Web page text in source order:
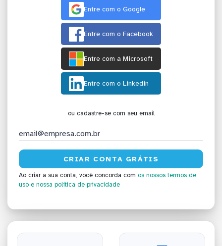
Entre com o Google
Entre com o Facebook
Entre com a Microsoft
Entre com o Linkedin
ou cadastre-se com seu email
Ao criar a sua conta, você concorda com os nossos termos de
uso e nossa política de privacidade